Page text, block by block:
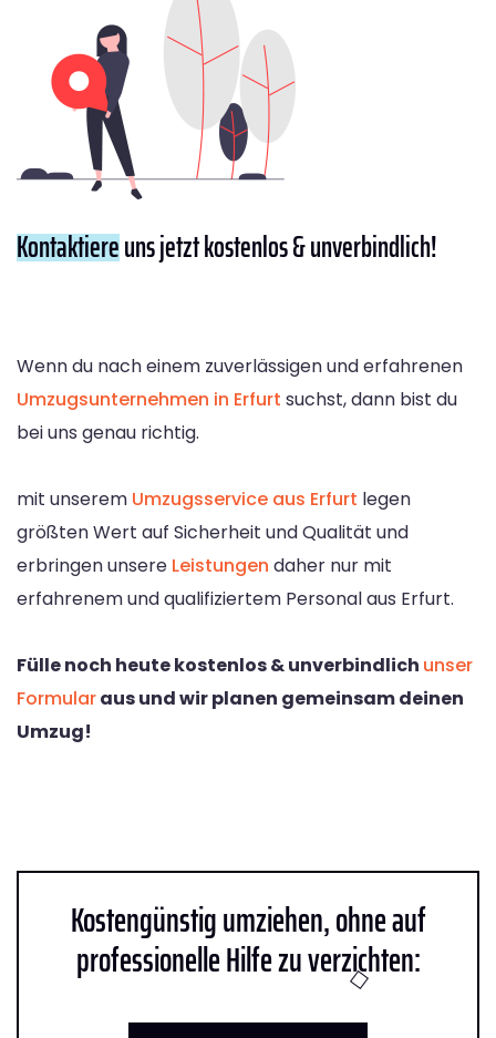
Kontaktiereuns jetzt kostenlos & unverbindlich!
Wenn du nach einem zuverlässigen und erfahrenen
Umzugsunternehmen in Erfurt suchst, dann bist du
bei uns genau richtig.
mit unserem Umzugsservice aus Erfurt legen
größten Wert auf Sicherheit und Qualität und
erbringen unsere Leistungen daher nur mit
erfahrenem und qualifiziertem Personal aus Erfurt.
Fülle noch heute kostenlos & unverbindlich unser
Formularaus und wir planen gemeinsam deinen
Umzug!
Kostengünstig umziehen, ohne auf
professionelle Hilfe zu verzichten: